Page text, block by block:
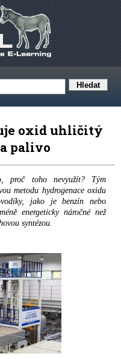
oxid uhličitý
palivo
proč toho nevyužít? Tým
metodu hydrogenace oxidu
jako je benzín nebo
energeticky náročné než
syntézou.